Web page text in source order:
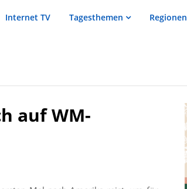
Internet TV Tagesthemen Regionen
auf WM-